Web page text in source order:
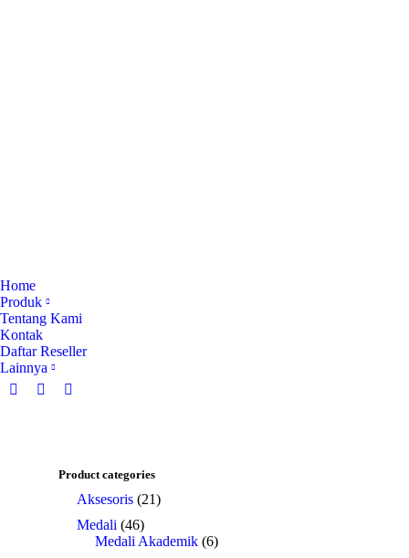
Home
Produk
Tentang Kami
Kontak
Daftar Reseller
Lainnya
Product categories
Aksesoris (21)
Medali (46)
Medali Akademik (6)